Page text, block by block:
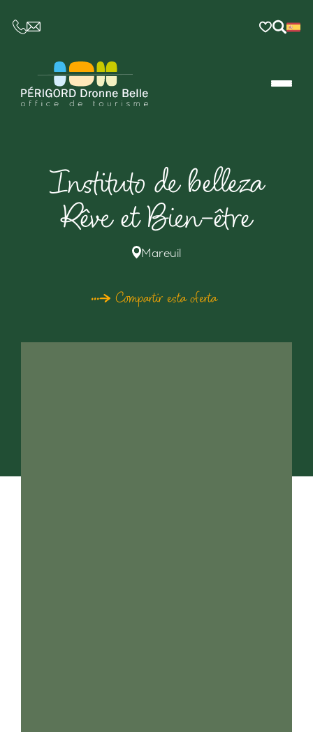
CE LIEN OUVRIRA VOTRE LOGICIEL DE
Instituto de belleza
Rêve et Bien-être
Mareuil
Compartir esta oferta